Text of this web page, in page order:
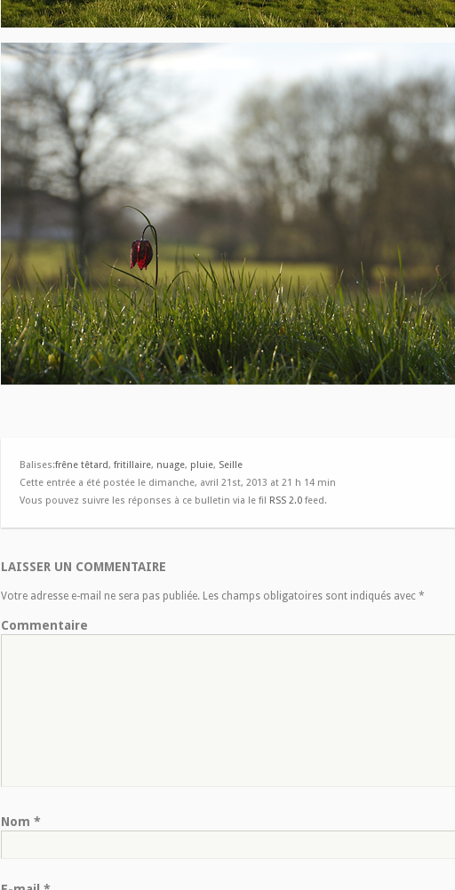
Balises:frêne têtard, fritillaire, nuage, pluie, Seille
Cette entrée a été postée le dimanche, avril 21st, 2013 at 21 h 14 min
Vous pouvez suivre les réponses à ce bulletin via le fil RSS 2.0 feed.
LAISSER UN COMMENTAIRE
Votre adresse e-mail ne sera pas publiée. Les champs obligatoires sont indiqués avec *
Commentaire
Nom *